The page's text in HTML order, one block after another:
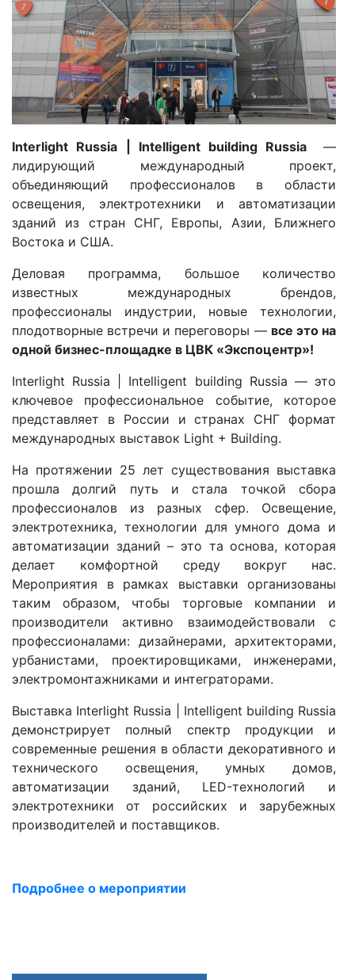
Interlight Russia | Intelligent building Russia —
лидирующий международный проект,
объединяющий профессионалов в области
освещения, электротехники и автоматизации
зданий из стран СНГ, Европы, Азии, Ближнего
Востока и США.
Деловая программа, большое количество
известных международных брендов,
профессионалы индустрии, новые технологии,
плодотворные встречи и переговоры — все это на
одной бизнес-площадке в ЦВК «Экспоцентр»!
Interlight Russia | Intelligent building Russia — это
ключевое профессиональное событие, которое
представляет в России и странах СНГ формат
международных выставок Light + Building.
На протяжении 25 лет существования выставка
прошла долгий путь и стала точкой сбора
профессионалов из разных сфер. Освещение,
электротехника, технологии для умного дома и
автоматизации зданий – это та основа, которая
делает комфортной среду вокруг нас.
Мероприятия в рамках выставки организованы
таким образом, чтобы торговые компании и
производители активно взаимодействовали с
профессионалами: дизайнерами, архитекторами,
урбанистами, проектировщиками, инженерами,
электромонтажниками и интеграторами.
Выставка Interlight Russia | Intelligent building Russia
демонстрирует полный спектр продукции и
современные решения в области декоративного и
технического освещения, умных домов,
автоматизации зданий, LED-технологий и
электротехники от российских и зарубежных
производителей и поставщиков.
Подробнее о мероприятии